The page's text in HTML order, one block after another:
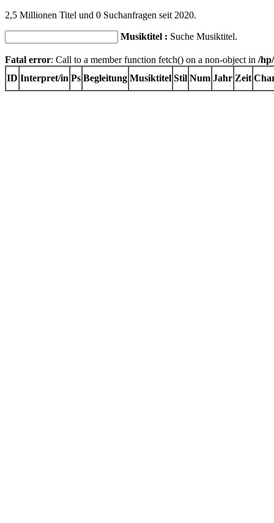
2,5 Millionen Titel und 0 Suchanfragen seit 2020.
Musiktitel : Suche Musiktitel.
Fatal error: Call to a member function fetch() on a non-object in /
ID Interpret/in Ps Begleitung Musiktitel Stil Num Jahr Zeit